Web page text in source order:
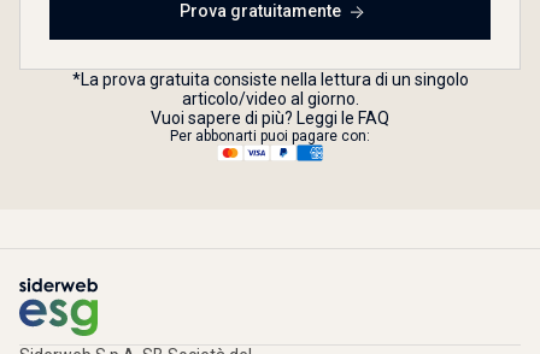
Prova gratuitamente
*La prova gratuita consiste nella lettura di un singolo
articolo/video al giorno.
Vuoi sapere di più? Leggi le FAQ
Per abbonarti puoi pagare con: